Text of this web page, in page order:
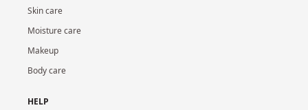
Skin care
Moisture care
Makeup
Body care
HELP